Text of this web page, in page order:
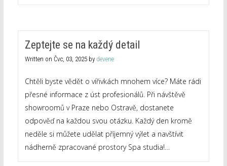
Zeptejte se na každý detail
Written onČvc, 03, 2025 by devene
Chtěli byste vědět o vířivkách mnohem více? Máte rádi
přesné informace z úst profesionálů. Při návštěvě
showroomů v Praze nebo Ostravě, dostanete
odpověď na každou svou otázku. Každý den kromě
neděle si můžete udělat příjemný výlet a navštívit
nádherně zpracované prostory Spa studia!…